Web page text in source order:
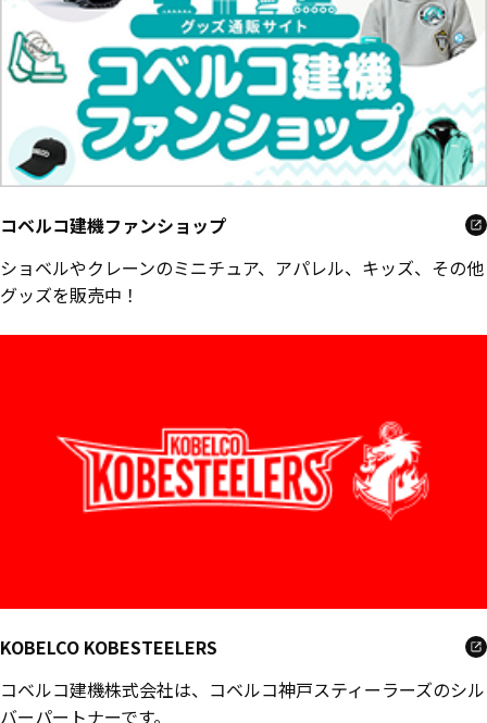
コベルコ建機ファンショップ
ショベルやクレーンのミニチュア、アパレル、キッズ、その他
グッズを販売中！
KOBELCO KOBESTEELERS
コベルコ建機株式会社は、コベルコ神戸スティーラーズのシル
バーパートナーです。